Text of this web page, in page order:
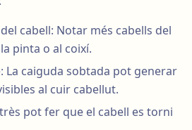
cabell: Notar més cabells del
pinta o al coixí.
La caiguda sobtada pot generar
al cuir cabellut.
pot fer que el cabell es torni